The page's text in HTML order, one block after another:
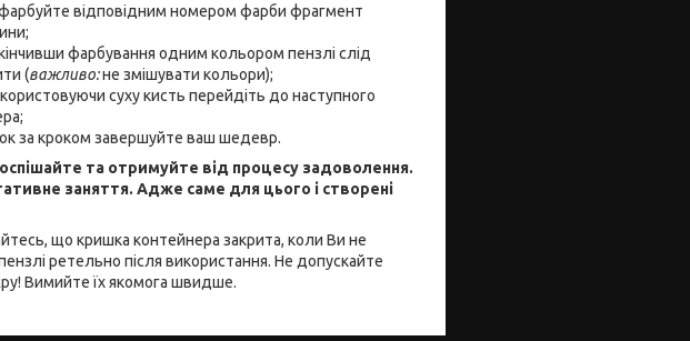
відповідним номером фарби фрагмент
фарбування одним кольором пензлі слід
(важливо:не змішувати кольори);
суху кисть перейдіть до наступного
за кроком завершуйте ваш шедевр.
та отримуйте від процесу задоволення.
заняття. Адже саме для цього і створені
що кришка контейнера закрита, коли Ви не
ретельно після використання. Не допускайте
Вимийте їх якомога швидше.